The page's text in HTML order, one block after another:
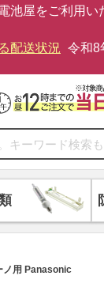
池屋をご利用
配送状況 令和8
ノ用 Panasonic